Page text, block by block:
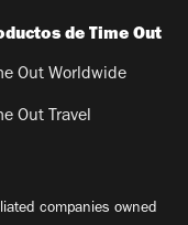
de Time Out
Out Worldwide
Out Travel
companies owned